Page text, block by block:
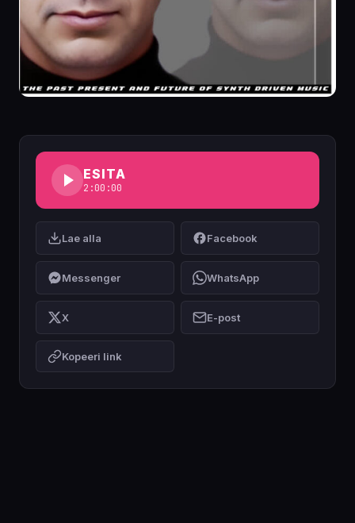
ESITA
2:00:00
Lae alla Facebook
Messenger WhatsApp
X E-post
Kopeeri link